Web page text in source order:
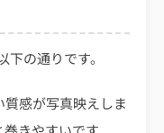
の通りです。
質感が写真映えしま